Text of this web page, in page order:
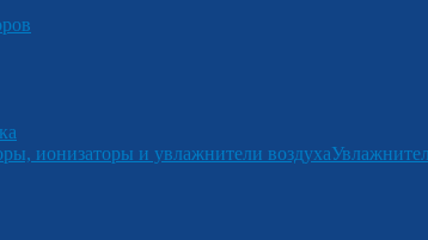
ионизаторы и увлажнители воздуха